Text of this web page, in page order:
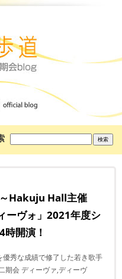
を
Hakuju Hall主催
ーヴォ」2021年度シ
開演！
秀な成績で修了した若き歌手
期会 ディーヴァ,ディーヴ